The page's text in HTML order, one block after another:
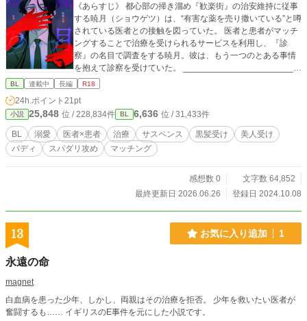
《あらすじ》 都心部の掃き溜め『歓楽街』の治安維持に従事
する暁月（ショウゲツ）は、“有害な薬を売り撒いている”と噂
されている医者との接触を図っていた。 医者と患者がマッチ
ングすることで治療を受けられるサービスを利用し、『診
察』の名目で調査をする暁月。彼は、もう一つのとある事情
を抱えて診察を受けていた。 ________________________
____ 姿も、顔も、素性も画面の中に隠されている。探っては
を治したい、愛したい＿＿＿。 _______________________
_____ これは、相容れないはずのふたりが、稀有な運命の渦
中で、本当の“救済”を見つける物語。 ※pixivでも同時更新中
BL 連載中 長編 R18
24h.ポイント 21pt
小説 25,848 位 / 228,834件 BL 6,636 位 / 31,433件
BL 溺愛 医者×患者 治療 サスペンス 黒髪受け
美人受け
バディ
スパダリ攻め マッチング
感想数 0
文字数 64,852
最終更新日 2026.06.26
登録日 2024.10.08
13 お気に入り追加 1
永遠の命
magnet
白血病を患った少年、しかし、両親はその治療を拒否。 少年を救いたい医者が
奮闘するも…… イギリスのE事件を元にした小説です。